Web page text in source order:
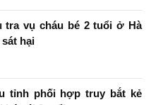
tra vụ cháu bé 2 tuổi ở Hà
hại
tỉnh phối hợp truy bắt kẻ